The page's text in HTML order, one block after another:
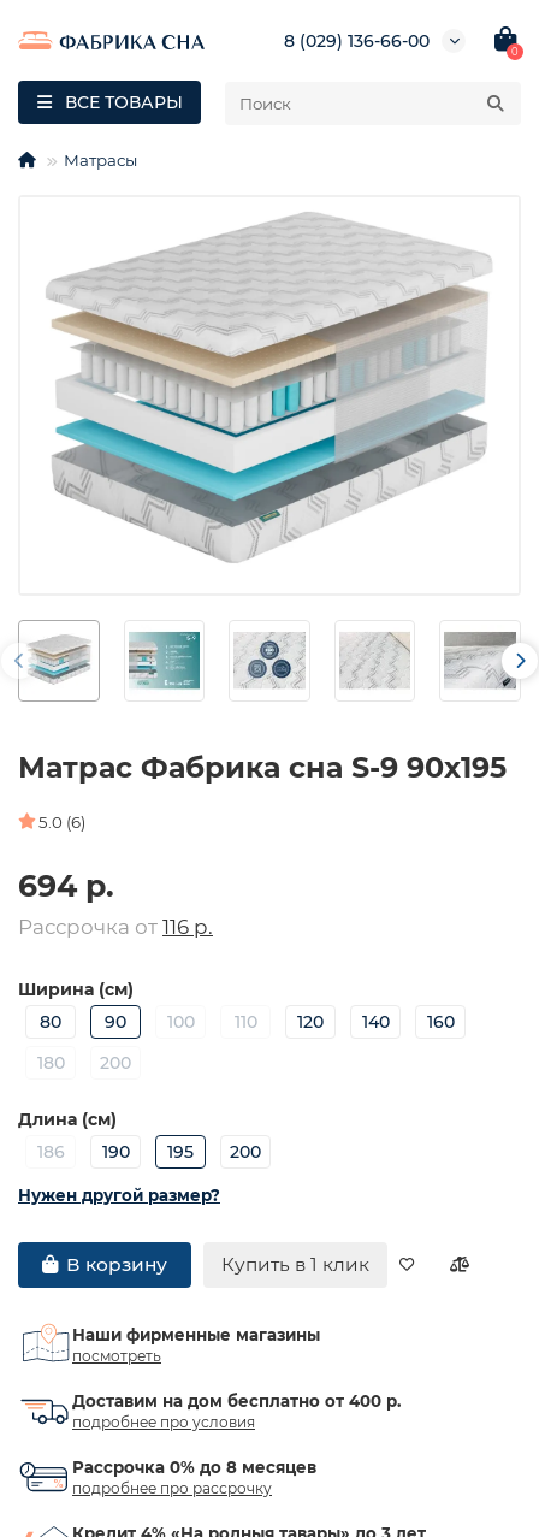
8 (029) 136-66-00
0
ВСЕ ТОВАРЫ
Матрасы
Матрас Фабрика сна S-9 90х195
5.0 (6)
694 р.
Рассрочка от 116 р.
Ширина (см)
80
90 100 110 120 140
160
180
200
Длина (см)
186
190 195 200
Нужен другой размер?
В корзину Купить в 1 клик
Наши фирменные магазины
посмотреть
Доставим на дом бесплатно от 400 р.
подробнее про условия
Рассрочка 0% до 8 месяцев
подробнее про рассрочку
Кредит 4% «На родныя тавары» до 3 лет